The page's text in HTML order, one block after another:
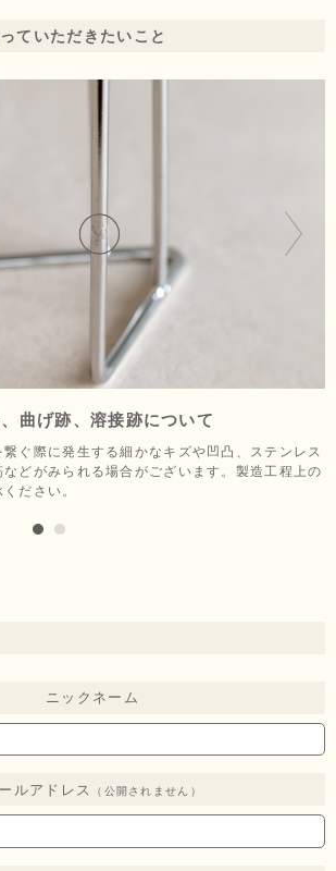
ていただきたいこと
曲げ跡、溶接跡について
ぐ際に発生する細かなキズや凹凸、ステンレス
どがみられる場合がございます。製造工程上の
ださい。
下、芯の内径4㎝程度のキッチンペーパーに対応
ッチンペーパーはご使用できないものがござい
い。
ニックネーム
ルアドレス （公開されません）